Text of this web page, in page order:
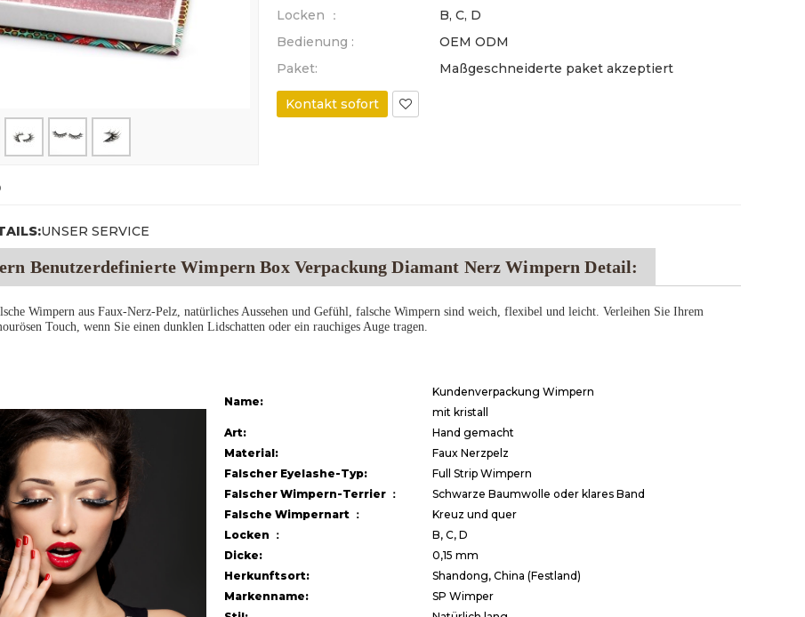
Locken ：
B, C, D
Bedienung :
OEM ODM
Paket:
Maßgeschneiderte paket akzeptiert
Kontakt sofort
UNSER SERVICE
Benutzerdefinierte Wimpern Box Verpackung Diamant Nerz Wimpern Detail:
Wimpern aus Faux-Nerz-Pelz, natürliches Aussehen und Gefühl, falsche Wimpern sind weich, flexibel und leicht. Verleihen Sie Ihrem
Touch, wenn Sie einen dunklen Lidschatten oder ein rauchiges Auge tragen.
Name:
Kundenverpackung Wimpern
mit kristall
Art:
Hand gemacht
Material:
Faux Nerzpelz
Falscher Eyelashe-Typ:
Full Strip Wimpern
Falscher Wimpern-Terrier ：
Schwarze Baumwolle oder klares Band
Falsche Wimpernart ：
Kreuz und quer
Locken ：
B, C, D
Dicke:
0,15 mm
Herkunftsort:
Shandong, China (Festland)
Markenname:
SP Wimper